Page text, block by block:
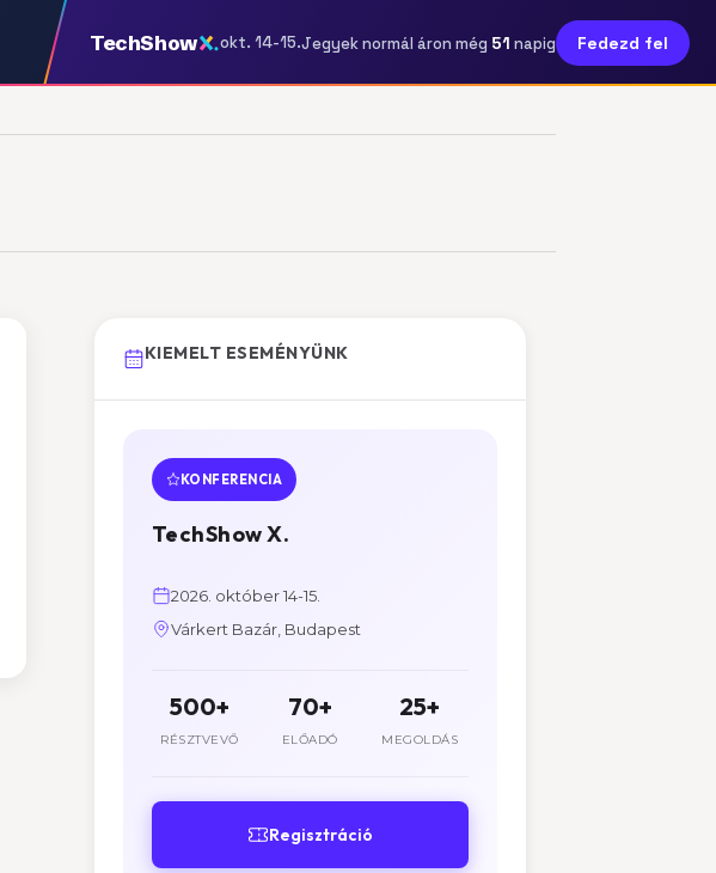
TechShow okt. 14-15.Jegyek normál áron még 51 napig Fedezd fel
KIEMELT ESEMÉNYÜNK
KONFERENCIA
TechShow X.
2026. október 14-15.
Várkert Bazár, Budapest
500+
RÉSZTVEVŐ
70+
ELŐADÓ
25+
MEGOLDÁS
Regisztráció